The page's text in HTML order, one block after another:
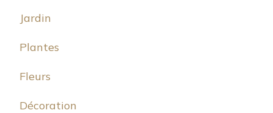
Jardin
Plantes
Fleurs
Décoration